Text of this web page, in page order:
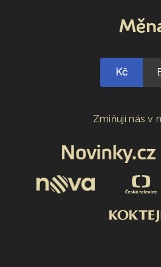
Kč
Zmiňují nás v